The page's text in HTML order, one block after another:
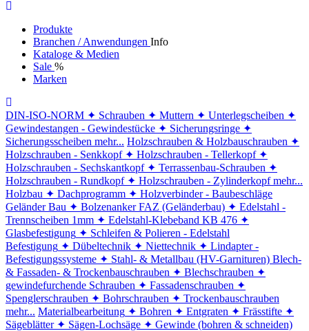
Produkte
Branchen / Anwendungen Info
Kataloge & Medien
Sale %
Marken
DIN-ISO-NORM ✦ Schrauben ✦ Muttern ✦ Unterlegscheiben ✦
Gewindestangen - Gewindestücke ✦ Sicherungsringe ✦
Sicherungsscheiben mehr... Holzschrauben & Holzbauschrauben ✦
Holzschrauben - Senkkopf ✦ Holzschrauben - Tellerkopf ✦
Holzschrauben - Sechskantkopf ✦ Terrassenbau-Schrauben ✦
Holzschrauben - Rundkopf ✦ Holzschrauben - Zylinderkopf mehr...
Holzbau ✦ Dachprogramm ✦ Holzverbinder - Baubeschläge
Geländer Bau ✦ Bolzenanker FAZ (Geländerbau) ✦ Edelstahl -
Trennscheiben 1mm ✦ Edelstahl-Klebeband KB 476 ✦
Glasbefestigung ✦ Schleifen & Polieren - Edelstahl
Befestigung ✦ Dübeltechnik ✦ Niettechnik ✦ Lindapter -
Befestigungssysteme ✦ Stahl- & Metallbau (HV-Garnituren) Blech-
& Fassaden- & Trockenbauschrauben ✦ Blechschrauben ✦
gewindefurchende Schrauben ✦ Fassadenschrauben ✦
Spenglerschrauben ✦ Bohrschrauben ✦ Trockenbauschrauben
mehr... Materialbearbeitung ✦ Bohren ✦ Entgraten ✦ Frässtifte ✦
Sägeblätter ✦ Sägen-Lochsäge ✦ Gewinde (bohren & schneiden)